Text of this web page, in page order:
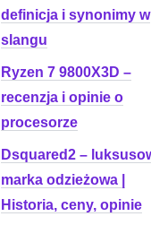
definicja i synonimy w
slangu
Ryzen 7 9800X3D –
recenzja i opinie o
procesorze
Dsquared2 –
marka odzieżowa |
Historia, ceny, opinie